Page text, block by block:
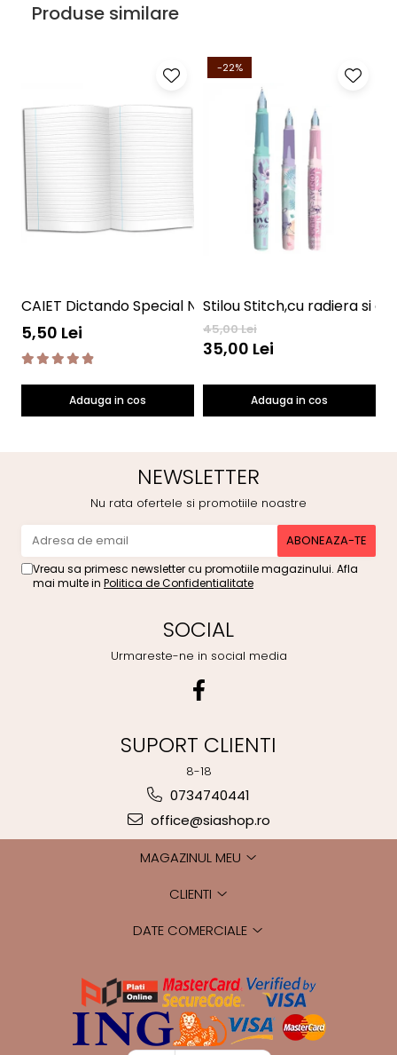
Produse similare
CAIET Dictando Special NumLit CD
5,50 Lei
Adauga in cos
-22%
Stilou Stitch,cu radiera si
45,00 Lei
35,00 Lei
Adauga in cos
NEWSLETTER
Nu rata ofertele si promotiile noastre
Vreau sa primesc newsletter cu promotiile magazinului. Afla
mai multe in Politica de Confidentialitate
SOCIAL
Urmareste-ne in social media
SUPORT CLIENTI
8-18
0734740441
office@siashop.ro
MAGAZINUL MEU
CLIENTI
DATE COMERCIALE